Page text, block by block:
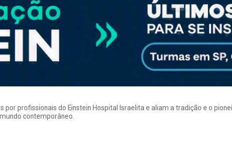
profissionais do Einstein Hospital Israelita e aliam a tradição e o
contemporâneo.